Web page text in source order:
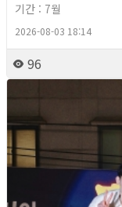
기간 : 7월
2026-08-03 18:14
96